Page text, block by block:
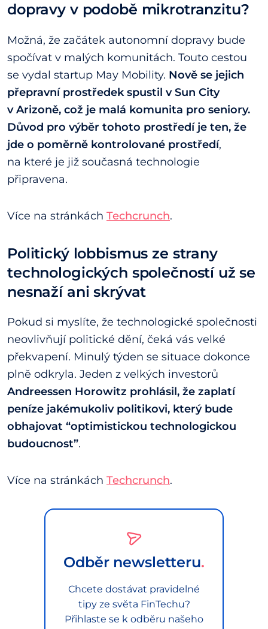
dopravy v podobě mikrotranzitu?
Možná, že začátek autonomní dopravy bude
spočívat v malých komunitách. Touto cestou
se vydal startup May Mobility. Nově se jejich
přepravní prostředek spustil v Sun City
v Arizoně, což je malá komunita pro seniory.
Důvod pro výběr tohoto prostředí je ten, že
jde o poměrně kontrolované prostředí,
na které je již současná technologie
připravena.
Více na stránkách Techcrunch.
Politický lobbismus ze strany
technologických společností už se
nesnaží ani skrývat
Pokud si myslíte, že technologické společnosti
neovlivňují politické dění, čeká vás velké
překvapení. Minulý týden se situace dokonce
plně odkryla. Jeden z velkých investorů
Andreessen Horowitz prohlásil, že zaplatí
peníze jakémukoliv politikovi, který bude
obhajovat “optimistickou technologickou
budoucnost”.
Více na stránkách Techcrunch.
Odběr newsletteru
Chcete dostávat pravidelné
tipy ze světa FinTechu?
Přihlaste se k odběru našeho